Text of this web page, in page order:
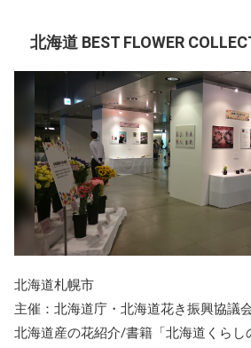
北海道 BEST FLOWER
北海道札幌市
主催：北海道庁・北海道花き振興協議
北海道産の花紹介/書籍「北海道くらし